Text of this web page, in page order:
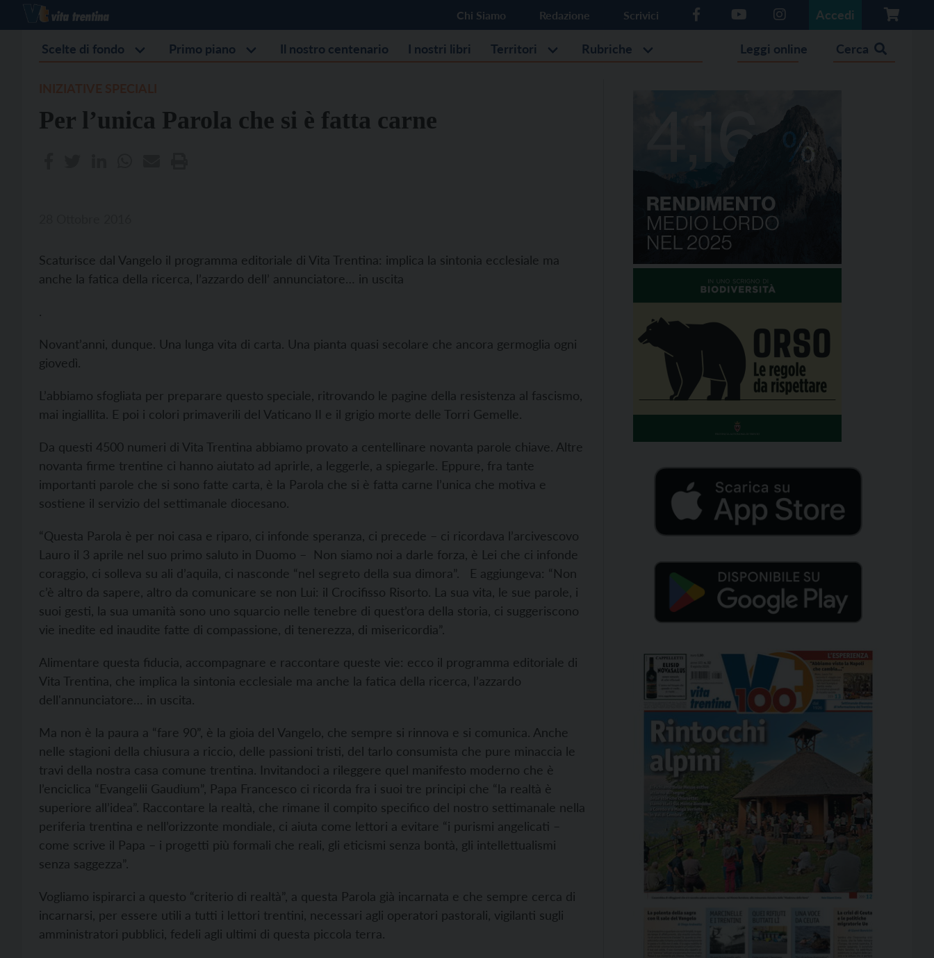
Chi Siamo Redazione Scrivici Accedi
Scelte di fondo Primo piano Il nostro centenario I nostri libri Territori Rubriche Leggi online Cerca
Per l’unica Parola che si è fatta carne
Scaturisce dal Vangelo il programma editoriale di Vita Trentina: implica la sintonia ecclesiale ma
anche la fatica della ricerca, l’azzardo dell’ annunciatore… in uscita
.
Novant’anni, dunque. Una lunga vita di carta. Una pianta quasi secolare che ancora germoglia ogni
giovedì.
L’abbiamo sfogliata per preparare questo speciale, ritrovando le pagine della resistenza al fascismo,
mai ingiallita. E poi i colori primaverili del Vaticano II e il grigio morte delle Torri Gemelle.
Da questi 4500 numeri di Vita Trentina abbiamo provato a centellinare novanta parole chiave. Altre
novanta firme trentine ci hanno aiutato ad aprirle, a leggerle, a spiegarle. Eppure, fra tante
importanti parole che si sono fatte carta, è la Parola che si è fatta carne l’unica che motiva e
sostiene il servizio del settimanale diocesano.
“Questa Parola è per noi casa e riparo, ci infonde speranza, ci precede – ci ricordava l’arcivescovo
Lauro il 3 aprile nel suo primo saluto in Duomo – Non siamo noi a darle forza, è Lei che ci infonde
coraggio, ci solleva su ali d’aquila, ci nasconde “nel segreto della sua dimora”. E aggiungeva: “Non
c’è altro da sapere, altro da comunicare se non Lui: il Crocifisso Risorto. La sua vita, le sue parole, i
suoi gesti, la sua umanità sono uno squarcio nelle tenebre di quest’ora della storia, ci suggeriscono
vie inedite ed inaudite fatte di compassione, di tenerezza, di misericordia”.
Alimentare questa fiducia, accompagnare e raccontare queste vie: ecco il programma editoriale di
Vita Trentina, che implica la sintonia ecclesiale ma anche la fatica della ricerca, l’azzardo
dell'annunciatore… in uscita.
Ma non è la paura a “fare 90”, è la gioia del Vangelo, che sempre si rinnova e si comunica. Anche
nelle stagioni della chiusura a riccio, delle passioni tristi, del tarlo consumista che pure minaccia le
travi della nostra casa comune trentina. Invitandoci a rileggere quel manifesto moderno che è
l’enciclica “Evangelii Gaudium”, Papa Francesco ci ricorda fra i suoi tre principi che “la realtà è
superiore all’idea”. Raccontare la realtà, che rimane il compito specifico del nostro settimanale nella
periferia trentina e nell’orizzonte mondiale, ci aiuta come lettori a evitare “i purismi angelicati –
come scrive il Papa – i progetti più formali che reali, gli eticismi senza bontà, gli intellettualismi
senza saggezza”.
Vogliamo ispirarci a questo “criterio di realtà”, a questa Parola già incarnata e che sempre cerca di
incarnarsi, per essere utili a tutti i lettori trentini, necessari agli operatori pastorali, vigilanti sugli
amministratori pubblici, fedeli agli ultimi di questa piccola terra.